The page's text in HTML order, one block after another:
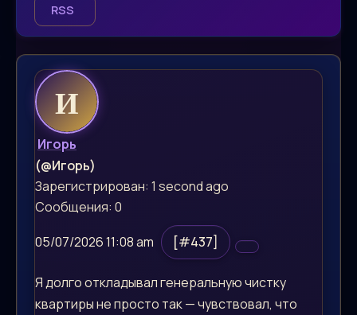
RSS
Игорь
(@Игорь)
Зарегистрирован: 1 second ago
Сообщения: 0
05/07/2026 11:08 am
[#437]
Я долго откладывал генеральную чистку
квартиры не просто так — чувствовал, что